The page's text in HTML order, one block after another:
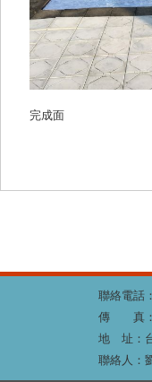
完成面
聯絡電話
傳 真：
地 址：
聯絡人：